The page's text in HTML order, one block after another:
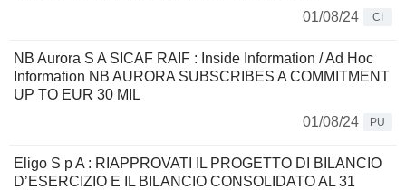
01/08/24
CI
NB Aurora S A SICAF RAIF : Inside Information / Ad Hoc
Information NB AURORA SUBSCRIBES A COMMITMENT
UP TO EUR 30 MIL
01/08/24
PU
Eligo S p A : RIAPPROVATI IL PROGETTO DI BILANCIO
D’ESERCIZIO E IL BILANCIO CONSOLIDATO AL 31